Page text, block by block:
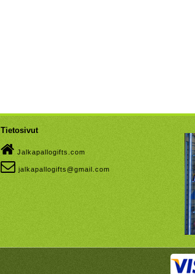
Tietosivut
Jalkapallogifts.com
jalkapallogifts@gmail.com